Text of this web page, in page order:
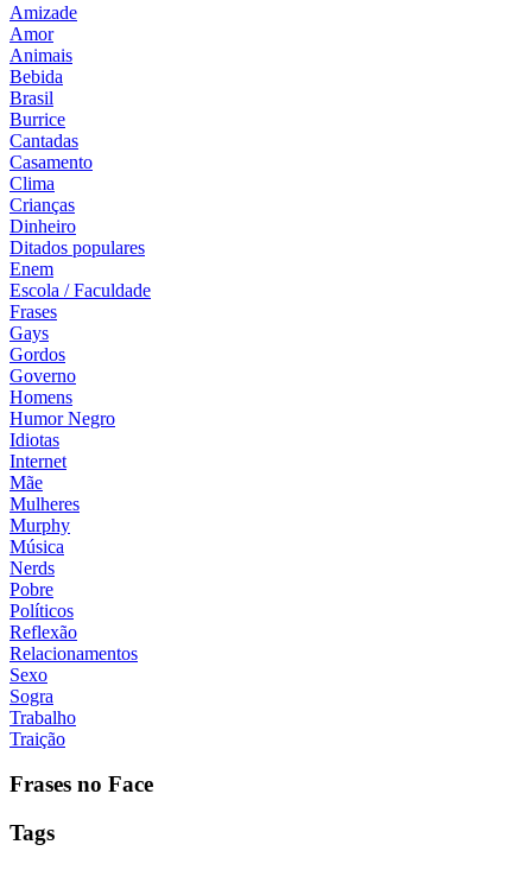
Amizade
Amor
Animais
Bebida
Brasil
Burrice
Cantadas
Casamento
Clima
Crianças
Dinheiro
Ditados populares
Enem
Escola / Faculdade
Frases
Gays
Gordos
Governo
Homens
Humor Negro
Idiotas
Internet
Mãe
Mulheres
Murphy
Música
Nerds
Pobre
Políticos
Reflexão
Relacionamentos
Sexo
Sogra
Trabalho
Traição
Frases no Face
Tags